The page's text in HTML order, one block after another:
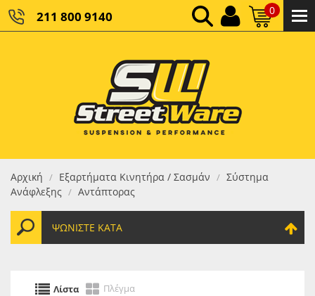
211 800 9140 0
ΚΑΘΑΡΌ ΣΎΝΟΛΟ:
ΤΕΛΙΚΌ ΣΎΝΟΛΟ:0,00 €
Αρχική / Εξαρτήματα Κινητήρα / Σασμάν / Σύστημα
Ανάφλεξης / Αντάπτορας
ΨΩΝΊΣΤΕ ΚΑΤΆ
Λίστα Πλέγμα